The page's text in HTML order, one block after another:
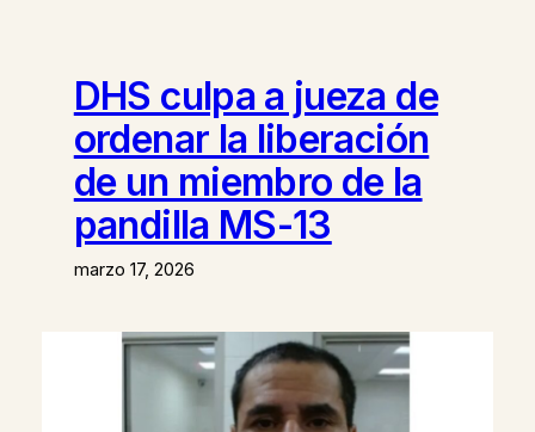
DHS culpa a jueza de
ordenar la liberación
de un miembro de la
pandilla MS-13
marzo 17, 2026